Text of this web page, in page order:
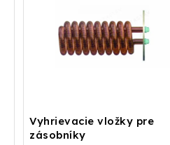
Vyhrievacie vložky pre
zásobníky